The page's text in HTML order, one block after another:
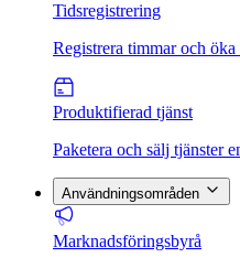
Tidsregistrering
Registrera timmar och
Produktifierad tjänst
Paketera och sälj tjänster
Användningsområden
Marknadsföringsbyrå